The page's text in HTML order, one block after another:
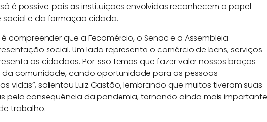
é possível pois as instituições envolvidas reconhecem o papel
e da formação cidadã.
compreender que a Fecomércio, o Senac e a Assembleia
social. Um lado representa o comércio de bens, serviços
os cidadãos. Por isso temos que fazer valer nossos braços
da comunidade, dando oportunidade para as pessoas
vidas”, salientou Luiz Gastão, lembrando que muitos tiveram suas
pela consequência da pandemia, tornando ainda mais importante
trabalho.